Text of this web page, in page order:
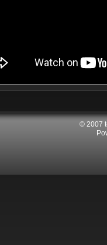
© 2007